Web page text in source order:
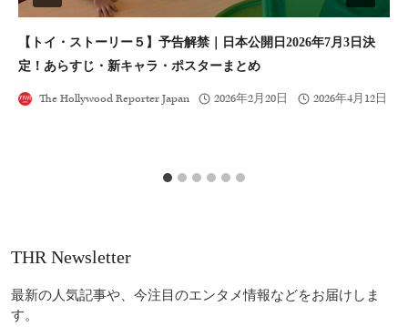
【トイ・ストーリー５】予告解禁｜日本公開日2026年7月3日決
定！あらすじ・新キャラ・ポスターまとめ
The Hollywood Reporter Japan 2026年2月20日 2026年4月12日
THR Newsletter
最新の人気記事や、今注目のエンタメ情報などをお届けしま
す。